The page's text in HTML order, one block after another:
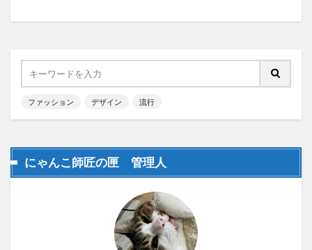
ファッション デザイン 流行
にゃんこ師匠の匣 管理人